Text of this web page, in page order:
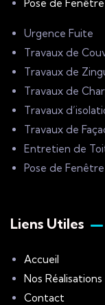
Pose de
Urgence Fuite
Travaux de
Travaux de
Travaux de
Travaux
Travaux de
Entretien de
Pose de
Liens Utiles
Accueil
Nos Réalisations
Contact